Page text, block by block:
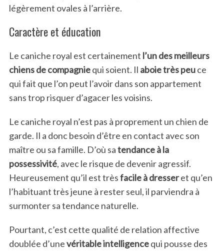
légèrement ovales à l’arrière.
Caractère et éducation
Le caniche royal est certainement l’un des meilleurs
chiens de compagniequi soient. Il aboie très peuce
qui fait que l’on peut l’avoir dans son appartement
sans trop risquer d’agacer les voisins.
Le caniche royal n’est pas à proprement un chien de
garde. Il a donc besoin d’être en contact avec son
maître ou sa famille. D’où satendance à la
possessivité, avec le risque de devenir agressif.
Heureusement qu’il est trèsfacile à dresseret qu’en
l’habituant très jeune à rester seul, il parviendra à
surmonter sa tendance naturelle.
Pourtant, c’est cette qualité de relation affective
doublée d’unevéritable intelligencequi pousse des